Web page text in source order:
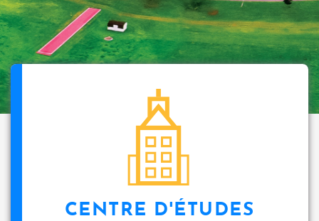
CENTRE D'ÉTUDES